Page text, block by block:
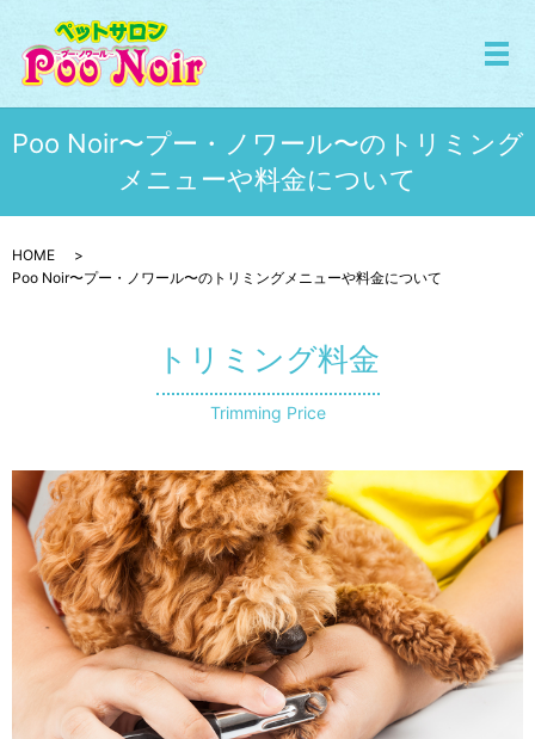
メ
Poo Noir〜プー・ノワール〜のトリミング
メニューや料金について
HOME
Poo Noir〜プー・ノワール〜のトリミングメニューや料金について
トリミング料金
Trimming Price